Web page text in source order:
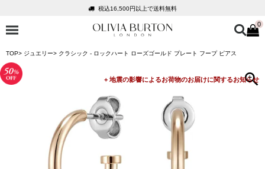
税込16,500円以上で送料無料
会員登録で1,000円分のポイントプレゼント
税込16,500円以上で送料無料
会員登録で1,000円分のポイントプレゼント
公式パッケージでお届け
0
TOP ジュエリー クラシック - ロックハート ローズゴールド プレート フープ ピアス